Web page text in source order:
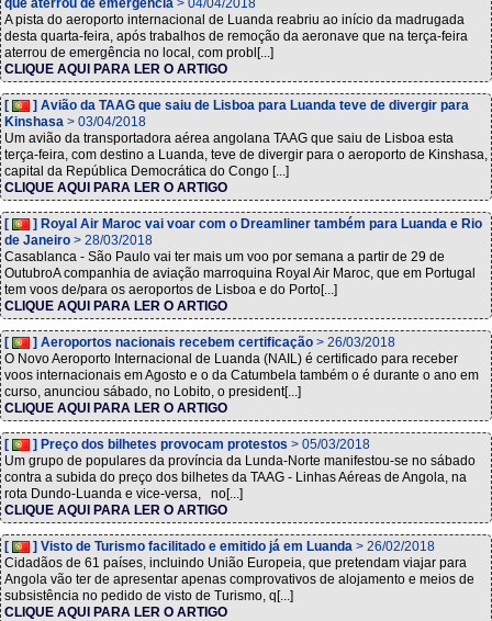
que aterrou de emergência > 04/04/2018
A pista do aeroporto internacional de Luanda reabriu ao início da madrugada
desta quarta-feira, após trabalhos de remoção da aeronave que na terça-feira
aterrou de emergência no local, com probl[...]
CLIQUE AQUI PARA LER O ARTIGO
[
] Avião da TAAG que saiu de Lisboa para Luanda teve de divergir para
Kinshasa > 03/04/2018
Um avião da transportadora aérea angolana TAAG que saiu de Lisboa esta
terça-feira, com destino a Luanda, teve de divergir para o aeroporto de Kinshasa,
capital da República Democrática do Congo [...]
CLIQUE AQUI PARA LER O ARTIGO
[
] Royal Air Maroc vai voar com o Dreamliner também para Luanda e Rio
de Janeiro > 28/03/2018
Casablanca - São Paulo vai ter mais um voo por semana a partir de 29 de
OutubroA companhia de aviação marroquina Royal Air Maroc, que em Portugal
tem voos de/para os aeroportos de Lisboa e do Porto[...]
CLIQUE AQUI PARA LER O ARTIGO
[ ] Aeroportos nacionais recebem certificação > 26/03/2018
O Novo Aeroporto Internacional de Luanda (NAIL) é certificado para receber
voos internacionais em Agosto e o da Catumbela também o é durante o ano em
curso, anunciou sábado, no Lobito, o president[...]
CLIQUE AQUI PARA LER O ARTIGO
[ ] Preço dos bilhetes provocam protestos > 05/03/2018
Um grupo de populares da província da Lunda-Norte manifestou-se no sábado
contra a subida do preço dos bilhetes da TAAG - Linhas Aéreas de Angola, na
rota Dundo-Luanda e vice-versa, no[...]
CLIQUE AQUI PARA LER O ARTIGO
[ ] Visto de Turismo facilitado e emitido já em Luanda > 26/02/2018
Cidadãos de 61 países, incluindo União Europeia, que pretendam viajar para
Angola vão ter de apresentar apenas comprovativos de alojamento e meios de
subsistência no pedido de visto de Turismo, q[...]
CLIQUE AQUI PARA LER O ARTIGO